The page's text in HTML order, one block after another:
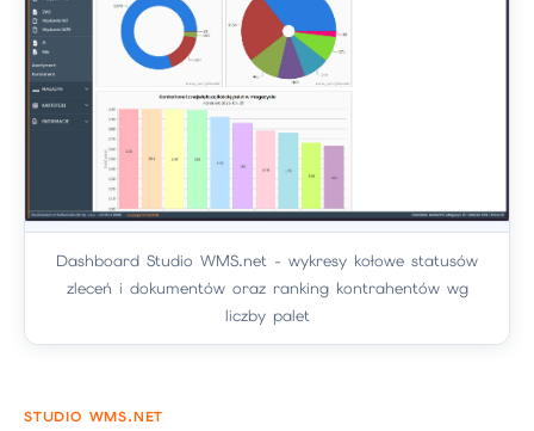
Dashboard Studio WMS.net - wykresy kołowe statusów
zleceń i dokumentów oraz ranking kontrahentów wg
liczby palet
STUDIO WMS.NET